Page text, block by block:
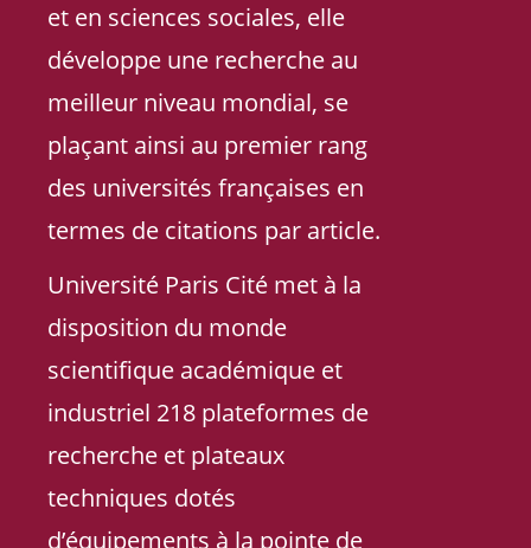
et en sciences sociales, elle
développe une recherche au
meilleur niveau mondial, se
plaçant ainsi au premier rang
des universités françaises en
termes de citations par article.
Université Paris Cité met à la
disposition du monde
scientifique académique et
industriel 218 plateformes de
recherche et plateaux
techniques dotés
d’équipements à la pointe de